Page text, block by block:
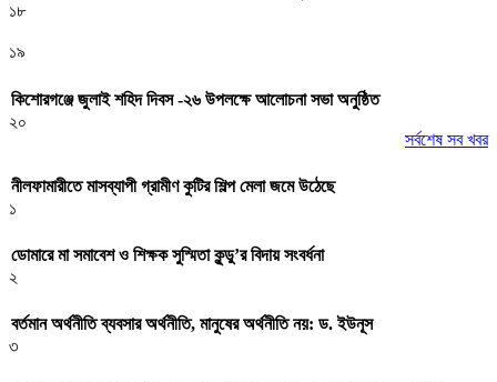
১৮
১৯
কিশোরগঞ্জে জুলাই শহিদ দিবস -২৬ উপলক্ষে আলোচনা সভা অনুষ্ঠিত
২০
সর্বশেষ সব খবর
নীলফামারীতে মাসব্যাপী গ্রামীণ কুটির শিল্প মেলা জমে উঠেছে
১
ডোমারে মা সমাবেশ ও শিক্ষক সুস্মিতা কুন্ডু’র বিদায় সংবর্ধনা
২
বর্তমান অর্থনীতি ব্যবসার অর্থনীতি, মানুষের অর্থনীতি নয়: ড. ইউনূস
৩